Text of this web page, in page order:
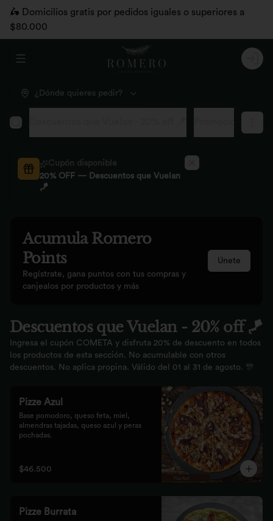
🛵 Domicilios gratis por pedidos iguales o superiores a
$80.000
Abrir menu de navegación Login
¿Dónde quieres pedir?
Cupón disponible
20% OFF — Descuentos que Vuelan
🪁
Acumula Romero
Points
Regístrate, gana puntos con tus compras y
canjealos por productos y más
Únete
Descuentos que Vuelan - 20% off 🪁
Ingresa el cupón COMETA y disfruta 20% de descuento en todos
los productos de esta sección. No acumulable con otros
descuentos. No aplica propina. Válido del 01 al 31 de agosto. 🎊
Pizze Azul
Base pomodoro, queso feta, miel,
almendras tajadas, queso azul y peras
pochadas.
$46.500
Pizze Burrata